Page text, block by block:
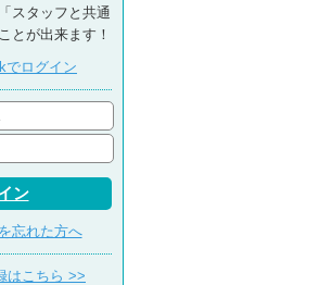
スタッフと共通
とが出来ます！
ン
忘れた方へ
はこちら >>